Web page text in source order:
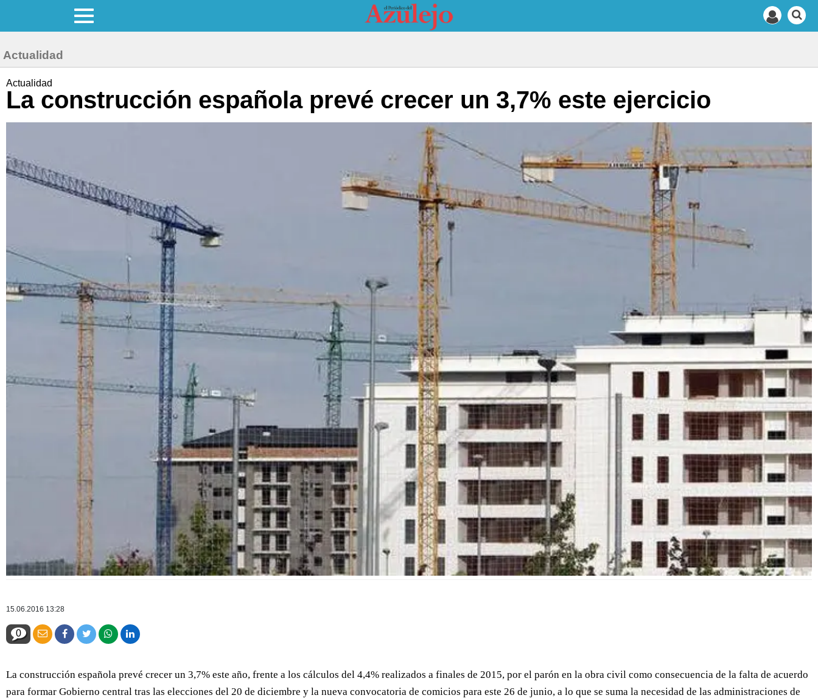
Actualidad
Actualidad
La construcción española prevé crecer un 3,7% este ejercicio
15.06.2016 13:28
0
La construcción española prevé crecer un 3,7% este año, frente a los cálculos del 4,4% realizados a finales de 2015, por el parón en la obra civil como consecuencia de la falta de acuerdo
para formar Gobierno central tras las elecciones del 20 de diciembre y la nueva convocatoria de comicios para este 26 de junio, a lo que se suma la necesidad de las administraciones de